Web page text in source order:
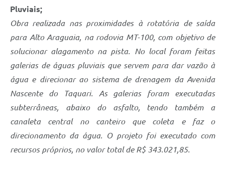
Pluviais;
Obra realizada nas proximidades à rotatória de saída
para Alto Araguaia, na rodovia MT-100, com objetivo de
solucionar alagamento na pista. No local foram feitas
galerias de águas pluviais que servem para dar vazão à
água e direcionar ao sistema de drenagem da Avenida
Nascente do Taquari. As galerias foram executadas
subterrâneas, abaixo do asfalto, tendo também a
canaleta central no canteiro que coleta e faz o
direcionamento da água. O projeto foi executado com
recursos próprios, no valor total de R$ 343.021,85.